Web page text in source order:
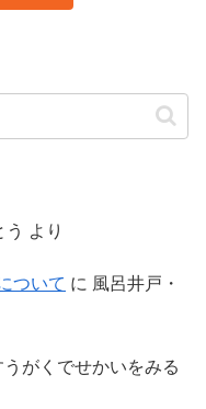
う より
ついて に 風呂井戸・
がくでせかいをみる